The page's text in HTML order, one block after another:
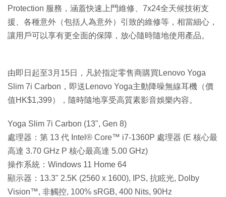
Protection 服務，涵蓋快速上門維修、7x24全天候技術支
援、各種意外（包括人為意外）引致的維修等，相當細心，
讓用戶可以享有更全面的保障，放心隨時隨地使用產品。
由即日起至3月15日，凡於指定零售商購買Lenovo Yoga
Slim 7i Carbon，即送Lenovo Yoga主動降噪無線耳機（價
值HK$1,399），隨時隨地享受高質素影音娛樂內容。
Yoga Slim 7i Carbon (13", Gen 8)
處理器：第 13 代 Intel® Core™ i7-1360P 處理器 (E 核心最
高達 3.70 GHz P 核心最高達 5.00 GHz)
操作系統：Windows 11 Home 64
顯示器：13.3" 2.5K (2560 x 1600), IPS, 抗眩光, Dolby
Vision™, 非觸控, 100% sRGB, 400 Nits, 90Hz